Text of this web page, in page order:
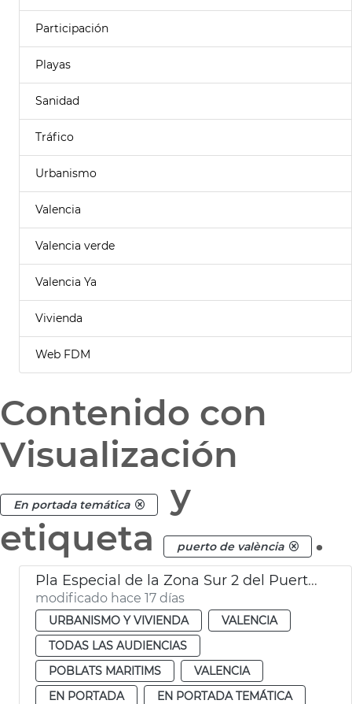
Participación
Playas
Sanidad
Tráfico
Urbanismo
Valencia
Valencia verde
Valencia Ya
Vivienda
Web FDM
Contenido con
Visualización
En portada temática
y
etiqueta
puerto de valència .
Pla Especial de la Zona Sur 2 del Puerto de València
modificado hace 17 días
URBANISMO Y VIVIENDA
VALENCIA
TODAS LAS AUDIENCIAS
POBLATS MARITIMS
VALENCIA
EN PORTADA
EN PORTADA TEMÁTICA